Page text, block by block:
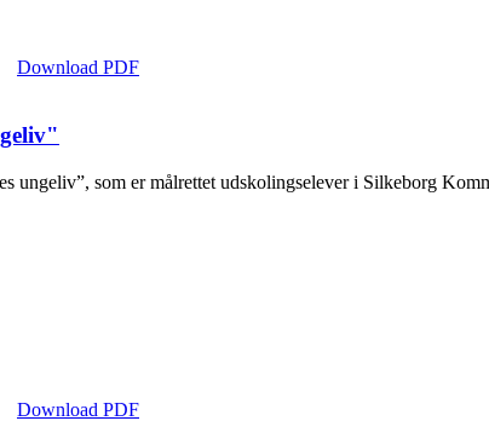
Download PDF
ungeliv”, som er målrettet udskolingselever i Silkeborg
Download PDF